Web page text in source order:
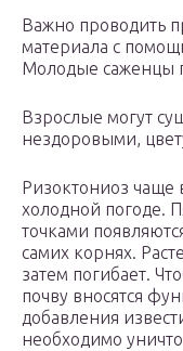
Важно проводить
материала с
Молодые саженцы
Взрослые могут
нездоровыми,
Ризоктониоз чаще
холодной погоде.
точками
самих корнях.
затем погибает.
почву вносятся
добавления
необходимо